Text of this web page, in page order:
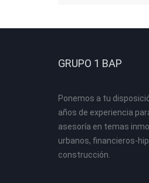
GRUPO 1 BAP
Ponemos a tu
años de experiencia
asesoría en temas
urbanos, financieros-
construcción.